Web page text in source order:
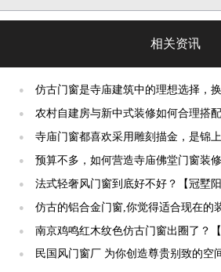
相关资讯
●
仿古门窗是寺庙建筑中的理想选择，
终生【冠墅阳光】
●
农村自建房与新中式装修如何合理搭
阳光】
●
寺庙门窗都喜欢采用雕刻描金，是锦
吗？【冠墅阳光】
●
预算不多，如何营造寺庙佛堂门窗装
阳光】
● 法式轻奢风门窗到底好不好？【冠墅阳
●
仿古的铝合金门窗,你觉得适合现在的装
【冠墅阳光】
●
南京鸡鸣红木纹色仿古门窗出圈了？【
光】
●
民国风门窗厂 为你创造尊贵别致的空间【冠